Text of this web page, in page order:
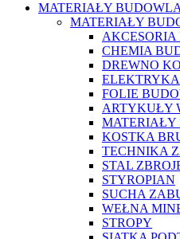
MATERIAŁY
MATERIAŁY
CHEMIA
DREWNO
ELEKTRYKA
FOLIE
ARTYKUŁY
MATERIAŁY
KOSTKA
TECHNIKA
STAL
STYROPIAN
SUCHA
WEŁNA
STROPY